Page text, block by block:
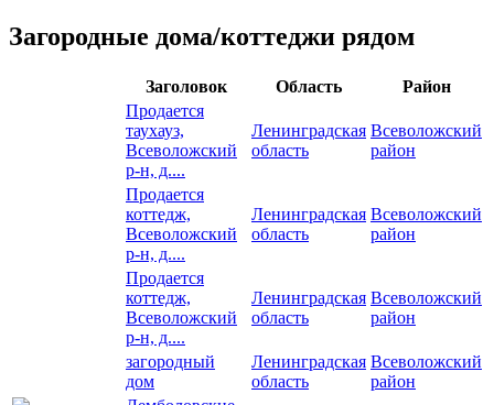
Загородные дома/коттеджи рядом
Заголовок Область
Район
Продается
таухауз,
Всеволожский
р-н, д....
Ленинградская
область
Всеволожский
район
Продается
коттедж,
Всеволожский
р-н, д....
Ленинградская
область
Всеволожский
район
Продается
коттедж,
Всеволожский
р-н, д....
Ленинградская
область
Всеволожский
район
загородный
дом
Ленинградская
область
Всеволожский
район